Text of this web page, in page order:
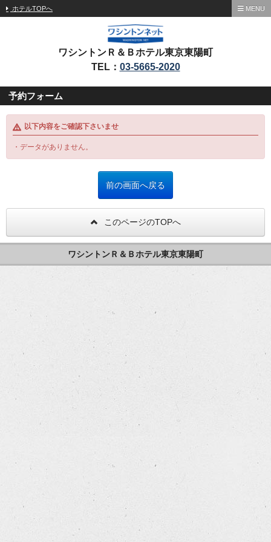
ホテルTOPへ MENU
ワシントンＲ＆Ｂホテル東京東陽町
TEL： 03-5665-2020
予約フォーム
以下内容をご確認下さいませ
・データがありません。
このページのTOPへ
ワシントンＲ＆Ｂホテル東京東陽町